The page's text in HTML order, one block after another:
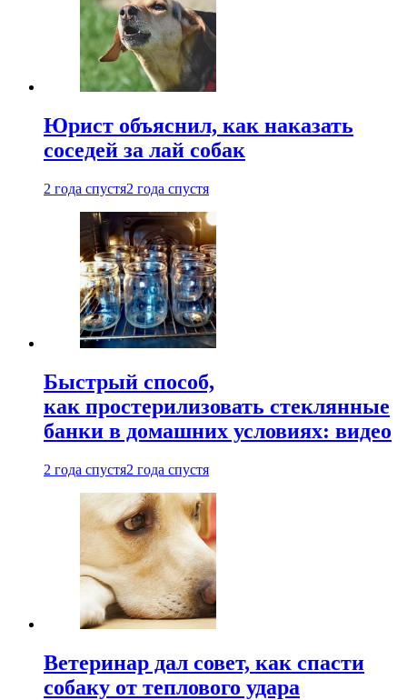
Юрист объяснил, как наказать
соседей за лай собак
2 года спустя2 года спустя
Быстрый способ,
как простерилизовать стеклянные
банки в домашних условиях: видео
2 года спустя2 года спустя
Ветеринар дал совет, как спасти
собаку от теплового удара